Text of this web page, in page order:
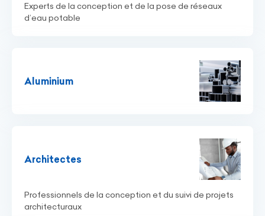
Experts de la conception et de la pose de réseaux
d’eau potable
Aluminium
Architectes
Professionnels de la conception et du suivi de projets
architecturaux